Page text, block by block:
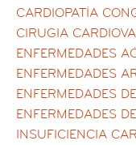
CARDIOPATÍA
CIRUGIA
ENFERMEDADES
ENFERMEDADES
ENFERMEDADES
ENFERMEDADES
INSUFICIENCIA